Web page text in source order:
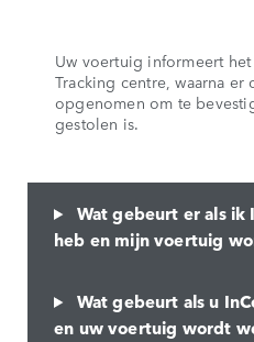
Uw voertuig informeert
Tracking centre, waarna
opgenomen om te
gestolen is.
Wat gebeurt er als ik
heb en mijn voertuig
Wat gebeurt als u
en uw voertuig wordt